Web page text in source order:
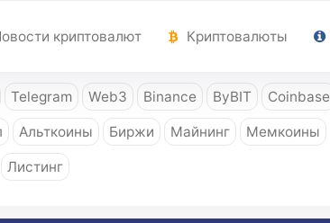
криптовалют Криптовалюты
Telegram Web3 Binance ByBIT Coinbase
Альткоины Биржи Майнинг Мемкоины
Листинг